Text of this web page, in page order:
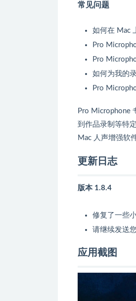
常见问题
如何在 Mac
Pro
Pro
如何为我的
Pro
Pro Microphone
到作品录制等特
Mac 人声增强软
更新日志
版本 1.8.4
修复了一些
请继续发送
应用截图